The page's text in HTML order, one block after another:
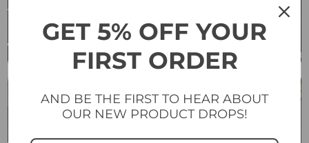
GET 5% OFF YOUR
FIRST ORDER
AND BE THE FIRST TO HEAR ABOUT
OUR NEW PRODUCT DROPS!